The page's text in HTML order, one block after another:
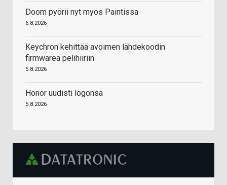
Doom pyörii nyt myös Paintissa
6.8.2026
Keychron kehittää avoimen lähdekoodin
firmwarea pelihiiriin
5.8.2026
Honor uudisti logonsa
5.8.2026